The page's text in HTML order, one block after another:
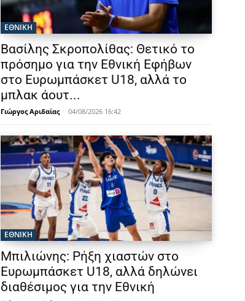
ΕΘΝΙΚΉ
Βασίλης Σκροπολίθας: Θετικό το
πρόσημο για την Εθνική Εφήβων
στο Ευρωμπάσκετ U18, αλλά το
μπλακ άουτ...
Γιώργος Αριδαίας - 04/08/2026 16:42
ΕΘΝΙΚΉ
Μπιλιώνης: Ρήξη χιαστών στο
Ευρωμπάσκετ U18, αλλά δηλώνει
διαθέσιμος για την Εθνική